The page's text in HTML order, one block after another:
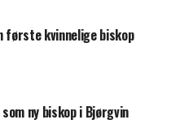
første kvinnelige biskop
ny biskop i Bjørgvin